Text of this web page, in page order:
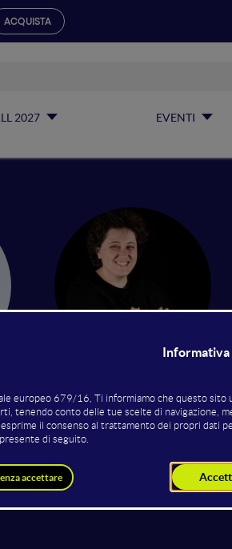
ACQUISTA
2027 EVENTI
Photoreporter
Giuli Barbieri - Graphic designer e